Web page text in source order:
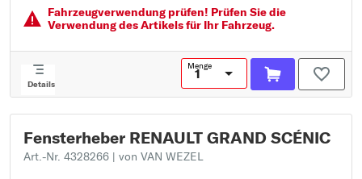
Fahrzeugver­wendung prüfen! Prüfen Sie die
Verwendung des Artikels für Ihr Fahrzeug.
Details
Menge
Fensterheber RENAULT GRAND SCÉNIC
Art.-Nr. 4328266 | von VAN WEZEL